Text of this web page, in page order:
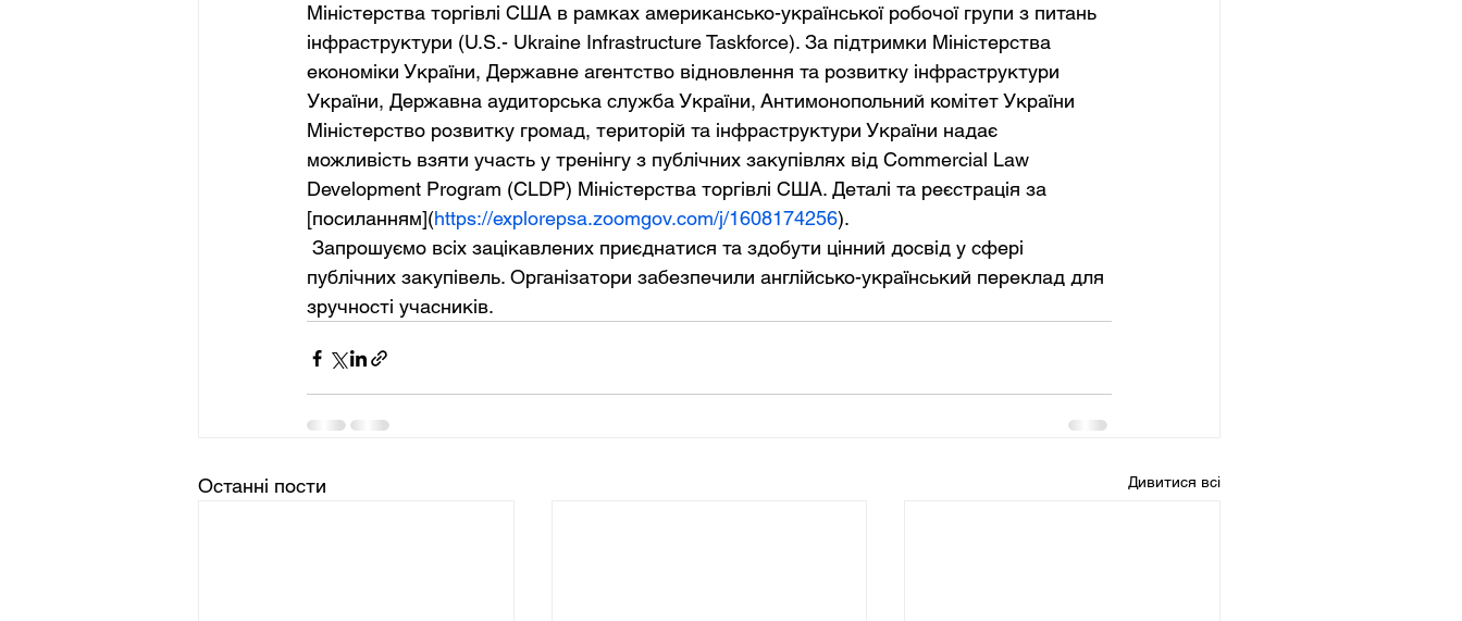
Міністерства торгівлі США в рамках американсько-української робочої групи з питань
інфраструктури (U.S.- Ukraine Infrastructure Taskforce). За підтримки Міністерства
економіки України, Державне агентство відновлення та розвитку інфраструктури
України, Державна аудиторська служба України, Антимонопольний комітет України
Міністерство розвитку громад, територій та інфраструктури України надає
можливість взяти участь у тренінгу з публічних закупівлях від Commercial Law
Development Program (CLDP) Міністерства торгівлі США. Деталі та реєстрація за
[посиланням](https://explorepsa.zoomgov.com/j/1608174256).
публічних закупівель. Організатори забезпечили англійсько-український переклад для
зручності учасників.
Останні пости Дивитися всі